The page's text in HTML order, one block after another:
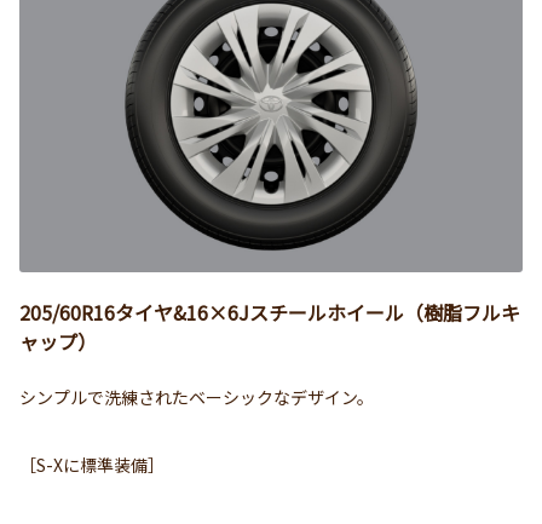
205/60R16タイヤ&16×6Jスチールホイール（樹脂フルキ
ャップ）
シンプルで洗練されたベーシックなデザイン。
［S-Xに標準装備］